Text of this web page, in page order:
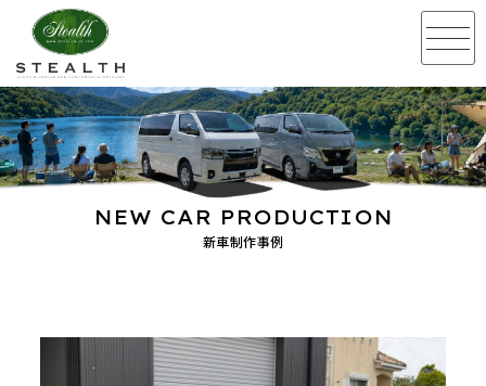
新車制作事例
NEW CAR PRODUCTION